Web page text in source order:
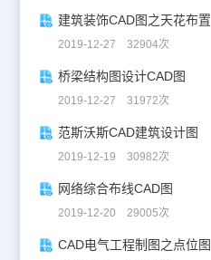
建筑装饰CAD图之天花布置
2019-12-27 32904次
桥梁结构图设计CAD图
2019-12-27 31972次
范斯沃斯CAD建筑设计图
2019-12-19 30982次
网络综合布线CAD图
2019-12-20 29005次
CAD电气工程制图之点位图